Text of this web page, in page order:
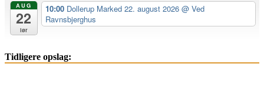
AUG
22
lør
10:00 Dollerup Marked 22. august 2026 @ Ved
Ravnsbjerghus
Tidligere opslag: